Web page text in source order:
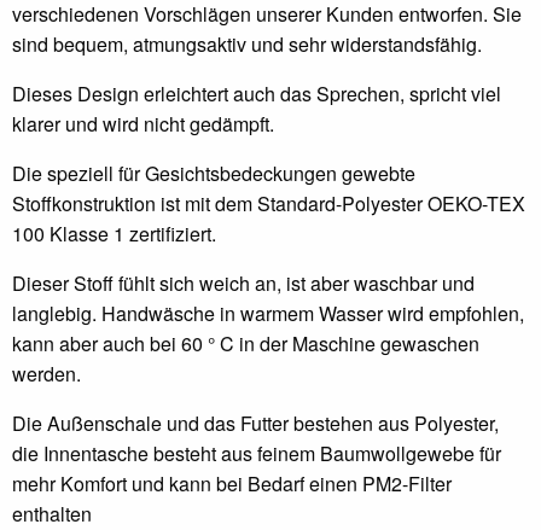
verschiedenen Vorschlägen unserer Kunden entworfen. Sie
sind bequem, atmungsaktiv und sehr widerstandsfähig.
Dieses Design erleichtert auch das Sprechen, spricht viel
klarer und wird nicht gedämpft.
Die speziell für Gesichtsbedeckungen gewebte
Stoffkonstruktion ist mit dem Standard-Polyester OEKO-TEX
100 Klasse 1 zertifiziert.
Dieser Stoff fühlt sich weich an, ist aber waschbar und
langlebig. Handwäsche in warmem Wasser wird empfohlen,
kann aber auch bei 60 ° C in der Maschine gewaschen
werden.
Die Außenschale und das Futter bestehen aus Polyester,
die Innentasche besteht aus feinem Baumwollgewebe für
mehr Komfort und kann bei Bedarf einen PM2-Filter
enthalten